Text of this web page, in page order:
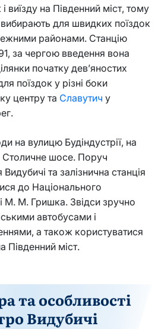
виїзду на Південний міст, тому
для швидких поїздок
районами. Станцію
за чергою введення вона
початку дев’яностих
поїздок у різні боки
центру та Славутич у
на вулицю Будіндустрії, на
Столичне шосе. Поруч
та залізнична станція
до Національного
М. М. Гришка. Звідси зручно
автобусами і
а також користуватися
Південний міст.
та особливості
Видубичі